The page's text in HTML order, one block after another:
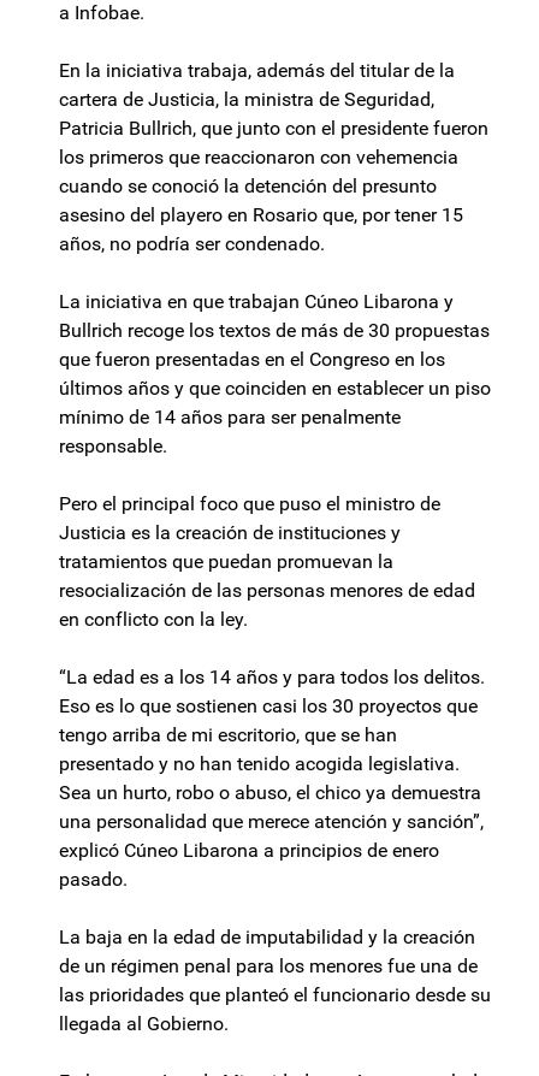
a Infobae.
En la iniciativa trabaja, además del titular de la
cartera de Justicia, la ministra de Seguridad,
Patricia Bullrich, que junto con el presidente fueron
los primeros que reaccionaron con vehemencia
cuando se conoció la detención del presunto
asesino del playero en Rosario que, por tener 15
años, no podría ser condenado.
La iniciativa en que trabajan Cúneo Libarona y
Bullrich recoge los textos de más de 30 propuestas
que fueron presentadas en el Congreso en los
últimos años y que coinciden en establecer un piso
mínimo de 14 años para ser penalmente
responsable.
Pero el principal foco que puso el ministro de
Justicia es la creación de instituciones y
tratamientos que puedan promuevan la
resocialización de las personas menores de edad
en conflicto con la ley.
“La edad es a los 14 años y para todos los delitos.
Eso es lo que sostienen casi los 30 proyectos que
tengo arriba de mi escritorio, que se han
presentado y no han tenido acogida legislativa.
Sea un hurto, robo o abuso, el chico ya demuestra
una personalidad que merece atención y sanción”,
explicó Cúneo Libarona a principios de enero
pasado.
La baja en la edad de imputabilidad y la creación
de un régimen penal para los menores fue una de
las prioridades que planteó el funcionario desde su
llegada al Gobierno.